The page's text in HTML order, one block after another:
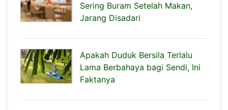
Sering Buram Setelah Makan,
Jarang Disadari
Apakah Duduk Bersila Terlalu
Lama Berbahaya bagi Sendi, Ini
Faktanya